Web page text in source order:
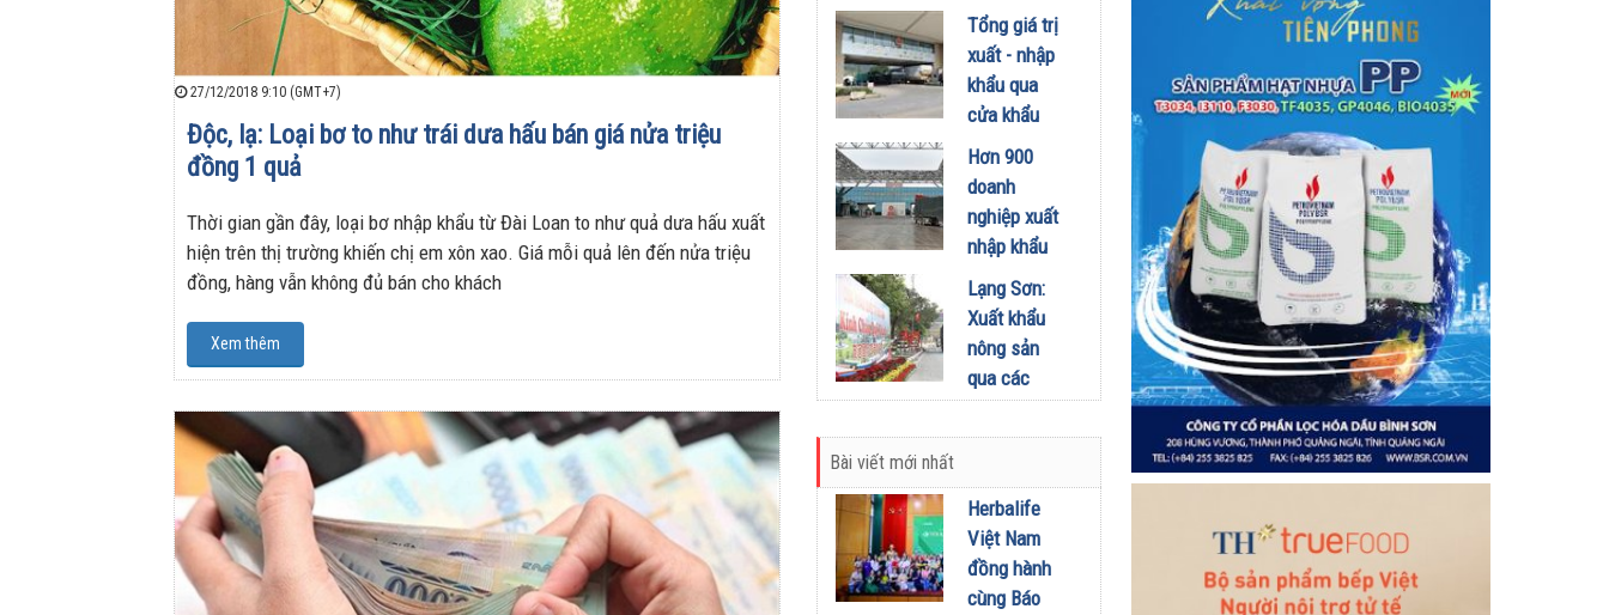
27/12/2018 9:10 (GMT+7)
Độc, lạ: Loại bơ to như trái dưa hấu bán giá nửa triệu
đồng 1 quả
Thời gian gần đây, loại bơ nhập khẩu từ Đài Loan to như quả dưa hấu xuất
hiện trên thị trường khiến chị em xôn xao. Giá mỗi quả lên đến nửa triệu
đồng, hàng vẫn không đủ bán cho khách
Xem thêm
Cái tăng
11,4% so
với cùng kỳ
04/10/2024
Tổng giá trị
xuất - nhập
khẩu qua
cửa khẩu
Lào Cai đạt
gần 1,9 tỷ
USD
09/08/2024
Hơn 900
doanh
nghiệp xuất
nhập khẩu
qua cửa
khẩu Móng
Cái
30/07/2024
Lạng Sơn:
Xuất khẩu
nông sản
qua các
cửa khẩu
tăng mạnh
Bài viết mới nhất
Herbalife
Việt Nam
đồng hành
cùng Báo